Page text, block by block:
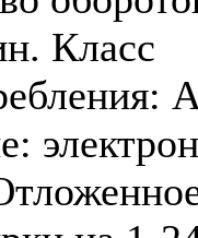
Класс